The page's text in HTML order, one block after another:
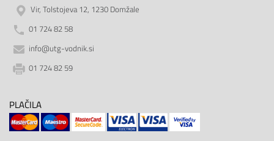
Vir, Tolstojeva 12, 1230 Domžale
01 724 82 58
info@utg-vodnik.si
01 724 82 59
PLAČILA